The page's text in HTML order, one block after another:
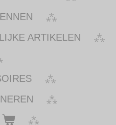
ARTIKELEN